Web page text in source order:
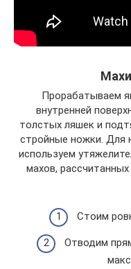
Прорабатываем
внутренней
толстых ляшек и
стройные ножки. Для
используем
махов,
Стоим
Отводим